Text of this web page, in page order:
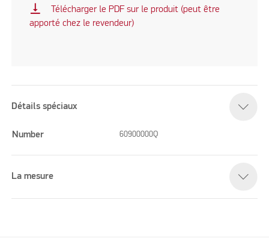
vertical_align_bottom
Télécharger le PDF sur le produit (peut être
apporté chez le revendeur)
Détails spéciaux
Number 60900000Q
La mesure